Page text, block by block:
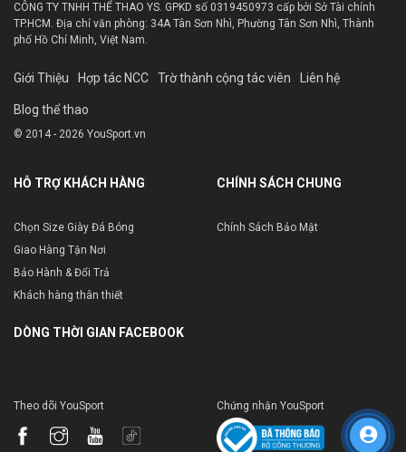
CÔNG TY TNHH THỂ THAO YS. GPKD số 0319450973 cấp bởi Sở Tài chính
TP.HCM. Địa chỉ văn phòng: 34A Tân Sơn Nhì, Phường Tân Sơn Nhì, Thành
phố Hồ Chí Minh, Việt Nam.
Giới Thiệu Hợp tác NCC Trờ thành cộng tác viên Liên hệ
Blog thể thao
© 2014 - 2026 YouSport.vn
HỖ TRỢ KHÁCH HÀNG
Chọn Size Giày Đá Bóng
Giao Hàng Tận Nơi
Bảo Hành & Đổi Trả
Khách hàng thân thiết
CHÍNH SÁCH CHUNG
Chính Sách Bảo Mật
DÒNG THỜI GIAN FACEBOOK
Theo dõi YouSport Chứng nhận YouSport